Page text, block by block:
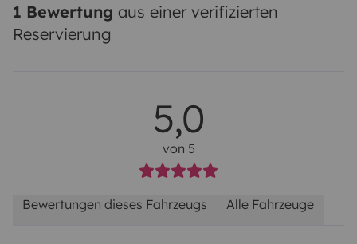
1 Bewertung aus einer verifizierten
Reservierung
5,0
von 5
Bewertungen dieses Fahrzeugs Alle Fahrzeuge